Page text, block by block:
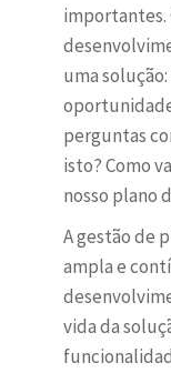
importantes.
uma
perguntas
isto? Como
nosso plano
A gestão de
ampla e
vida da